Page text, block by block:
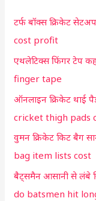
f
o
r
:
टर्फ बॉक्स क्रिकेट
cost profit
एथलेटिक्स फिंगर टेप
finger tape
ऑनलाइन क्रिकेट थाई
cricket thigh pads
वुमन क्रिकेट किट बैग
bag item lists cost
बैट्समैन आसानी से लंबे
do batsmen hit
t
f
o
r